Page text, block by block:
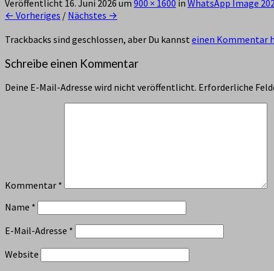
Veröffentlicht 16. Juni 2026 um 900 × 1600 in WhatsApp Image
← Vorheriges / Nächstes →
Trackbacks sind geschlossen, aber Du kannst einen Kommentar
Schreibe einen Kommentar
Deine E-Mail-Adresse wird nicht veröffentlicht. Erforderliche
Kommentar *
Name *
E-Mail-Adresse *
Website